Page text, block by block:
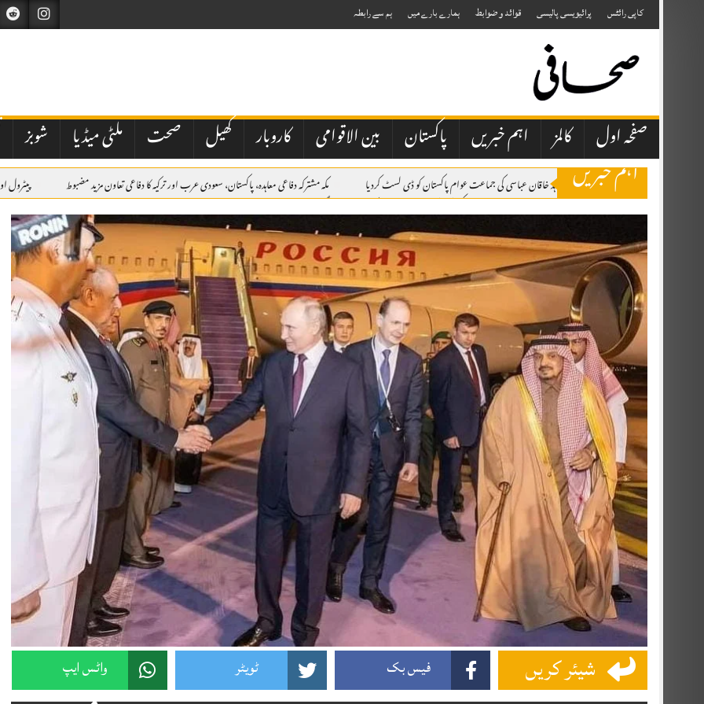
to
content
کاپی رائٹس پرائیویسی پالیسی قوائد و ضوابط ہمارے بارے میں ہم سے رابطہ
صفحہ اول کالمز اہم خبریں پاکستان بین الاقوامی کاروبار کھیل صحت ملٹی میڈیا شوبز
اہم خبریں
الیکشن کمیشن نے شاہد خاقان عباسی کی جماعت عوام پاکستان کو ڈی لسٹ کردیا مکہ مشترکہ دفاعی معاہدہ، پاکستان، سعودی عرب اور ترکیہ کا دفاعی تعاون مزید مضبوط پیٹرول
وزیر اعظم شہباز شریف اپنا دورہءِ سعودی عرب مکمل کرکے مدینہ منورہ سے پاکستان روانہ ہو گئے
سکھ طالب علم نے اسلامیات میں 98 اور ترجمہ قرآن میں 49 نمبر حاصل کرلیے 2026 کے نتائج کے مطابق مسلمان گھرانوں سے تعلق رکھنے والے تقریباً 10 ہزار طلبہ اسلامیات کے مضمون میں فیل ہوئے ہیں۔
شیئر کریں فیس بک ٹویٹر واٹس ایپ